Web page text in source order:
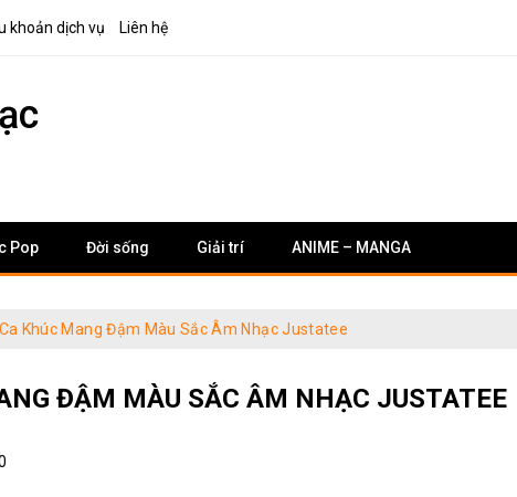
khoản dịch vụ Liên hệ
Pop Đời sống Giải trí ANIME – MANGA
Khúc Mang Đậm Màu Sắc Âm Nhạc Justatee
ĐẬM MÀU SẮC ÂM NHẠC JUSTATEE